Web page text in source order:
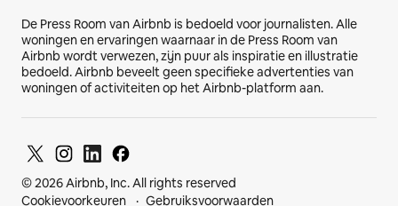
De Press Room van Airbnb is bedoeld voor journalisten. Alle
woningen en ervaringen waarnaar in de Press Room van
Airbnb wordt verwezen, zijn puur als inspiratie en illustratie
bedoeld. Airbnb beveelt geen specifieke advertenties van
woningen of activiteiten op het Airbnb-platform aan.
© 2026 Airbnb, Inc. All rights reserved
Cookievoorkeuren
Gebruiksvoorwaarden